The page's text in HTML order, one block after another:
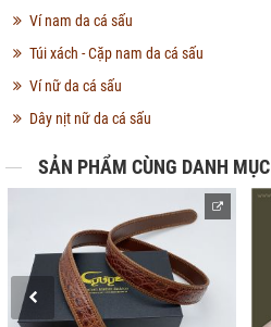
Ví nam da cá sấu
Túi xách - Cặp nam da cá sấu
Ví nữ da cá sấu
Dây nịt nữ da cá sấu
SẢN PHẨM CÙNG DANH MỤC